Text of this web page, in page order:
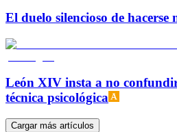
El duelo silencioso de hacerse
León XIV insta a no
técnica psicológica
Cargar más artículos